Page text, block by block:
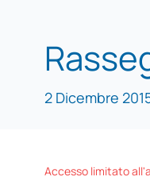
2 Dicembre
Accesso limitato